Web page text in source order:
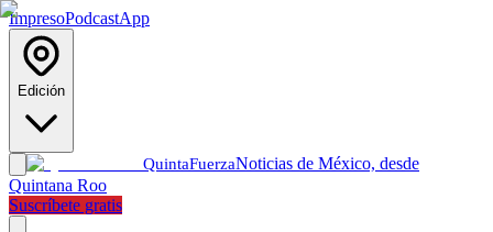
ImpresoPodcastApp
Edición
QuintaFuerzaNoticias de México, desde
Quintana Roo
Suscríbete gratis